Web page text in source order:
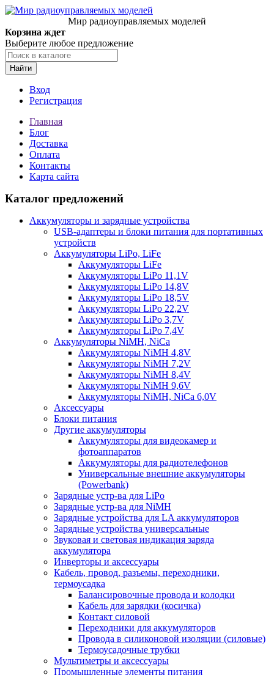
Мир радиоуправляемых моделей
Корзина ждет
Выберите любое предложение
Найти
Вход
Регистрация
Главная
Блог
Доставка
Оплата
Контакты
Карта сайта
Каталог предложений
Аккумуляторы и зарядные устройства
USB-адаптеры и блоки питания для портативных
устройств
Аккумуляторы LiPo, LiFe
Аккумуляторы LiFe
Аккумуляторы LiPo 11,1V
Аккумуляторы LiPo 14,8V
Аккумуляторы LiPo 18,5V
Аккумуляторы LiPo 22,2V
Аккумуляторы LiPo 3,7V
Аккумуляторы LiPo 7,4V
Аккумуляторы NiMH, NiCa
Аккумуляторы NiMH 4,8V
Аккумуляторы NiMH 7,2V
Аккумуляторы NiMH 8,4V
Аккумуляторы NiMH 9,6V
Аккумуляторы NiMH, NiCa 6,0V
Аксессуары
Блоки питания
Другие аккумуляторы
Аккумуляторы для видеокамер и
фотоаппаратов
Аккумуляторы для радиотелефонов
Универсальные внешние аккумуляторы
(Powerbank)
Зарядные устр-ва для LiPo
Зарядные устр-ва для NiMH
Зарядные устройства для LA аккумуляторов
Зарядные устройства универсальные
Звуковая и световая индикация заряда
аккумулятора
Инверторы и аксессуары
Кабель, провод, разъемы, переходники,
термоусадка
Балансировочные провода и колодки
Кабель для зарядки (косичка)
Контакт силовой
Переходники для аккумуляторов
Провода в силиконовой изоляции (силовые)
Термоусадочные трубки
Мультиметры и аксессуары
Промышленные элементы питания